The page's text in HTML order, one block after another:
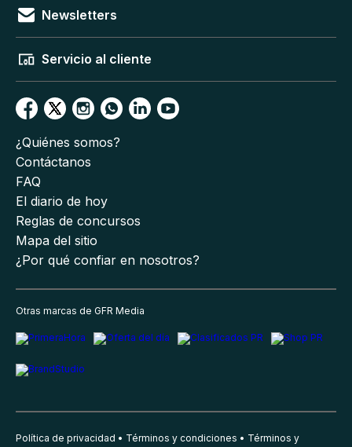
Newsletters
Servicio al cliente
¿Quiénes somos?
Contáctanos
FAQ
El diario de hoy
Reglas de concursos
Mapa del sitio
¿Por qué confiar en nosotros?
Otras marcas de GFR Media
Política de privacidad Términos y condiciones Términos y